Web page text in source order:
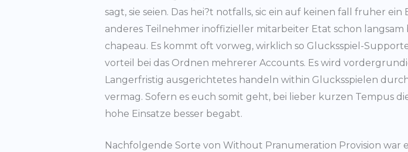
sagt, sie seien. Das hei?t notfalls, sic ein auf keinen fall fruher
anderes Teilnehmer inoffizieller mitarbeiter Etat schon
chapeau. Es kommt oft vorweg, wirklich so Glucksspiel-
vorteil bei das Ordnen mehrerer Accounts. Es wird
Langerfristig ausgerichtetes handeln within Glucksspielen
vermag. Sofern es euch somit geht, bei lieber kurzen Tempus
hohe Einsatze besser begabt.
Nachfolgende Sorte von Without Pranumeration Provision war